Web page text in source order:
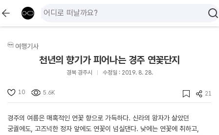
여행기사
천년의 향기가 피어나는 경주 연꽃단지
경북 경주시 수정일 : 2019. 8. 28.
10 5.6K 21
경주의 여름은 매혹적인 연꽃 향으로 가득하다. 신라의 왕자가 살았던
궁궐에도, 고즈넉한 정자 앞에도 연꽃이 넘실댄다. 낮에는 연꽃에 취하고,